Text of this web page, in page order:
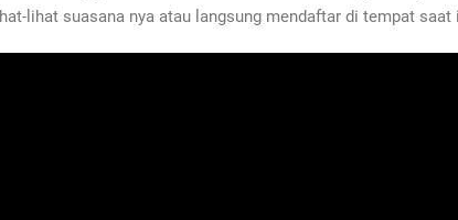
lihat suasana nya atau langsung mendaftar di tempat saat